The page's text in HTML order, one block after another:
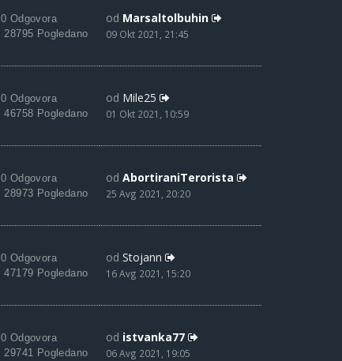
0 Odgovora
28795 Pogledano
od Marsaltolbuhin
09 Okt 2021, 21:45
0 Odgovora
46758 Pogledano
od Mile25
01 Okt 2021, 10:59
0 Odgovora
28973 Pogledano
od AbortiraniTerorista
25 Avg 2021, 20:20
0 Odgovora
47179 Pogledano
od Stojann
16 Avg 2021, 15:20
0 Odgovora
29741 Pogledano
od istvanka77
06 Avg 2021, 19:05